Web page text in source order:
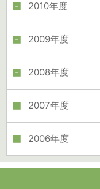
2010年度
2009年度
2008年度
2007年度
2006年度